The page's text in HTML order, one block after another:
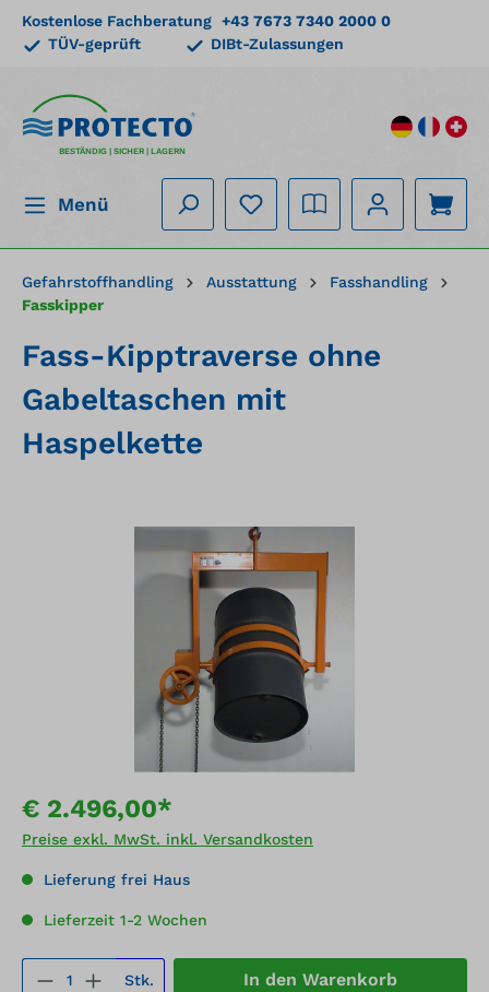
springen
Kostenlose Fachberatung +43 7673 7340 2000 0
TÜV-geprüft
DIBt-Zulassungen
BESTÄNDIG | SICHER | LAGERN
Menü
Gefahrstoffhandling Ausstattung
Fasshandling
Fasskipper
Fass-Kipptraverse ohne
Gabeltaschen mit
Haspelkette
€ 2.496,00*
Preise exkl. MwSt. inkl. Versandkosten
Lieferung frei Haus
Lieferzeit 1-2 Wochen
Produkt Anzahl: Gib den
Stk. In den Warenkorb